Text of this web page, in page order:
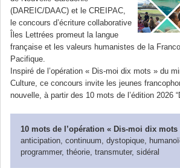
(DAREIC/DAAC) et le CREIPAC,
le concours d’écriture collaborative
Îles Lettrées promeut la langue
française et les valeurs humanistes de la
Pacifique.
Inspiré de l’opération « Dis-moi dix mots » du
Culture, ce concours invite les jeunes
nouvelle, à partir des 10 mots de l’édition 2026
10 mots de l’opération « Dis-moi dix mots
anticipation, continuum, dystopique,
programmer, théorie, transmuter, sidéral